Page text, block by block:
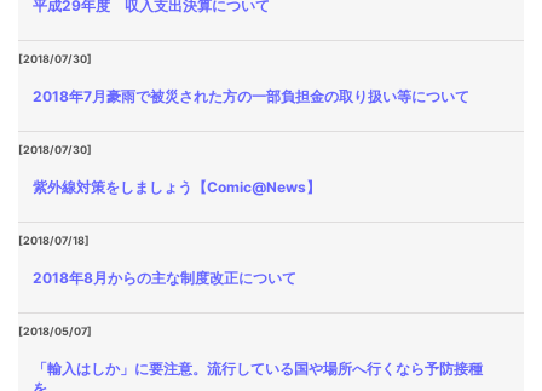
平成29年度 収入支出決算について
[2018/07/30]
2018年7月豪雨で被災された方の一部負担金の取り扱い等について
[2018/07/30]
紫外線対策をしましょう【Comic@News】
[2018/07/18]
2018年8月からの主な制度改正について
[2018/05/07]
「輸入はしか」に要注意。流行している国や場所へ行くなら予防接種